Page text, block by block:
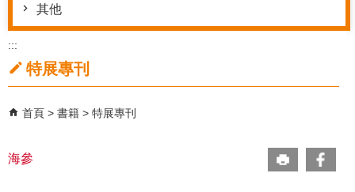
其他
:::
特展專刊
首頁 書籍 特展專刊
海參